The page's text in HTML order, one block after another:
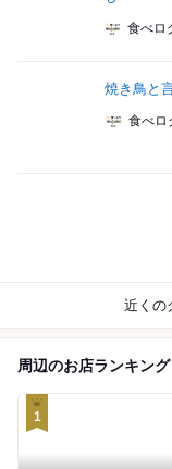
食べロ
焼き鳥と
食べロ
近くの
周辺のお店ランキング
1